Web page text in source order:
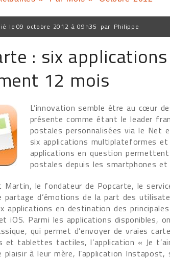
le 09 octobre 2012 à 09h35 par Philippe
: six
12 mois
L’innovation semble être au cœur
présente comme étant le leader
postales personnalisées via le
six applications multiplateformes et
applications en question
postales depuis les smartphones
Martin, le fondateur de Popcarte, le
partage d’émotions de la part des
applications en destination des
iOS. Parmi les applications disponibles,
qui permet d’envoyer de vraies
et tablettes tactiles, l’application « Je
plaisir à leur mère, l’application